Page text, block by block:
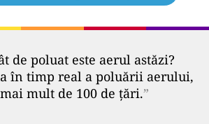
de poluat este aerul astăzi?
în timp real a poluării aerului,
mult de 100 de țări.”